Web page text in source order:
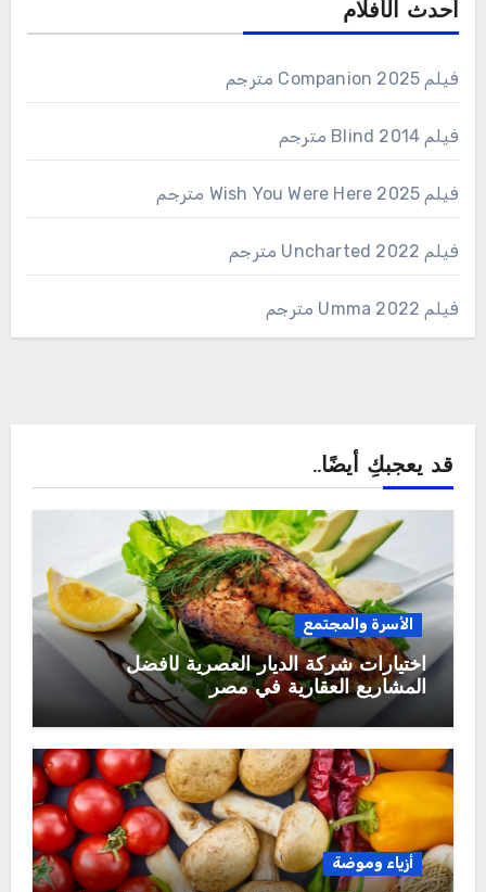
أحدث الأفلام
فيلم Companion 2025 مترجم
فيلم Blind 2014 مترجم
فيلم Wish You Were Here 2025 مترجم
فيلم Uncharted 2022 مترجم
فيلم Umma 2022 مترجم
قد يعجبكِ أيضًا..
الأسرة والمجتمع
اختيارات شركة الديار العصرية لأفضل
المشاريع العقارية في مصر
أزياء وموضة